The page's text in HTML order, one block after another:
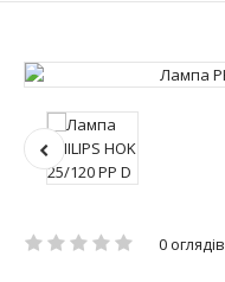
0 оглядів